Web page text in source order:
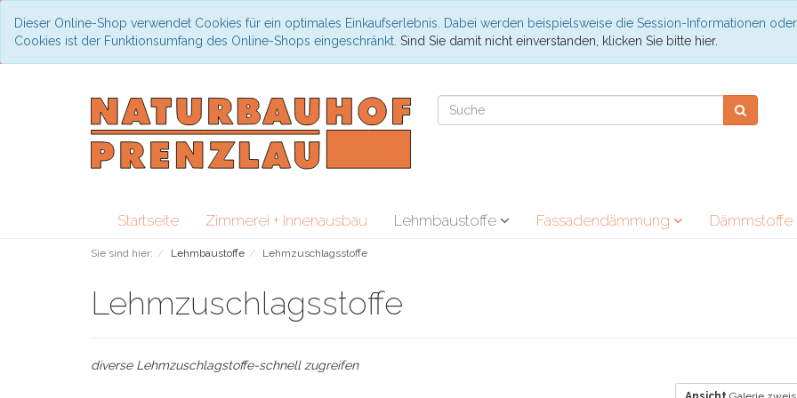
Dieser Online-Shop verwendet Cookies für ein optimales Einkaufserlebnis. Dabei werden beispielsweise die Session-Informationen
Cookies ist der Funktionsumfang des Online-Shops eingeschränkt. Sind Sie damit nicht einverstanden, klicken Sie bitte hier.
Startseite Zimmerei + Innenausbau Lehmbaustoffe Fassadendämmung Dämmstoffe
Sie sind hier: Lehmbaustoffe Lehmzuschlagsstoffe
Lehmzuschlagsstoffe
diverse Lehmzuschlagstoffe-schnell zugreifen